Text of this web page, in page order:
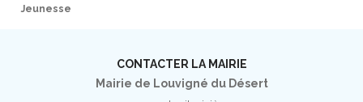
Jeunesse
CONTACTER LA MAIRIE
Mairie de Louvigné du Désert